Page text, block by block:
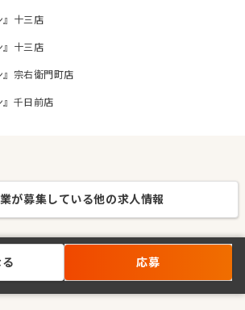
』十三店
』十三店
』宗右衛門町店
』千日前店
が募集している他の求人情報
応募